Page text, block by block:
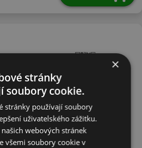
×
stránky
soubory cookie.
stránky používají soubory
uživatelského zážitku.
webových stránek
všemi soubory cookie v